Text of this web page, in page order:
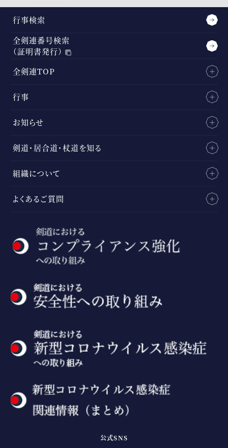
行事検索
全剣連番号検索
（証明書発行）
全剣連TOP
行事
お知らせ
剣道・居合道・杖道を知る
組織について
よくあるご質問
公式SNS